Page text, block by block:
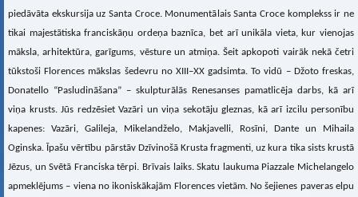
piedāvāta ekskursija uz Santa Croce. Monumentālais Santa Croce komplekss ir ne
tikai majestātiska franciskāņu ordeņa baznīca, bet arī unikāla vieta, kur vienojas
māksla, arhitektūra, garīgums, vēsture un atmiņa. Šeit apkopoti vairāk nekā četri
tūkstoši Florences mākslas šedevru no XIII–XX gadsimta. To vidū – Džoto freskas,
Donatello “Pasludināšana” – skulpturālās Renesanses pamatlicēja darbs, kā arī
viņa krusts. Jūs redzēsiet Vazāri un viņa sekotāju gleznas, kā arī izcilu personību
kapenes: Vazāri, Galileja, Mikelandželo, Makjavelli, Rosīni, Dante un Mihaila
Oginska. Īpašu vērtību pārstāv Dzīvinošā Krusta fragmenti, uz kura tika sists krustā
Jēzus, un Svētā Franciska tērpi. Brīvais laiks. Skatu laukuma Piazzale Michelangelo
apmeklējums – viena no ikoniskākajām Florences vietām. No šejienes paveras elpu